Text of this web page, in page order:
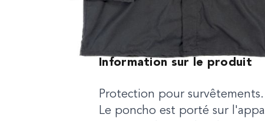
Information sur le produit
Protection pour survêtements.
Le poncho est porté sur